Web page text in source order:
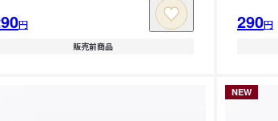
円
販売前商品
290円
NEW